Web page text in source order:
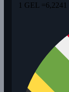
1 GEL =6,2241